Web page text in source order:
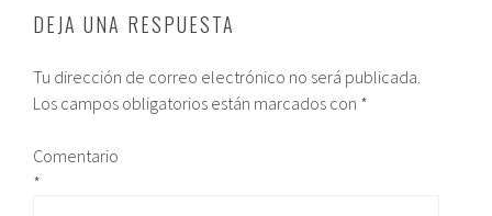
DEJA UNA RESPUESTA
Tu dirección de correo electrónico no será publicada.
Los campos obligatorios están marcados con *
Comentario
*